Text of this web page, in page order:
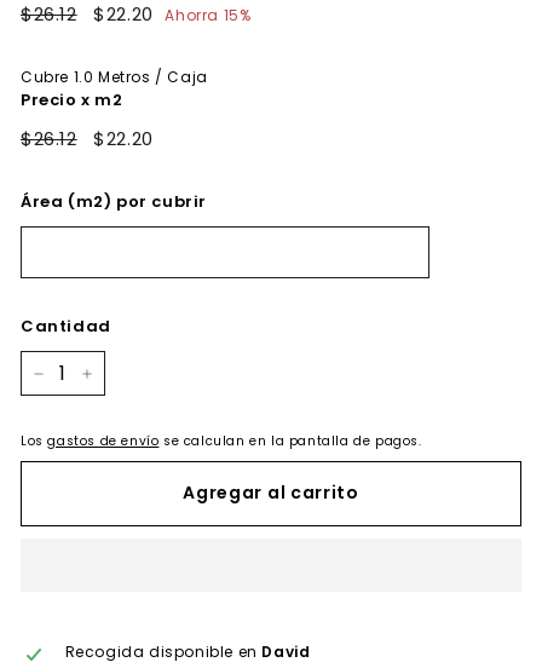
Precio
$26.12$26.12
Precio
$22.20 $22.20
Ahorra 15%
Cubre 1.0 Metros / Caja
Precio x m2
$26.12 $22.20
Área (m2) por cubrir
Cantidad
Losgastos de envío se calculan en la pantalla de pagos.
Agregar al carrito
Recogida disponible en David